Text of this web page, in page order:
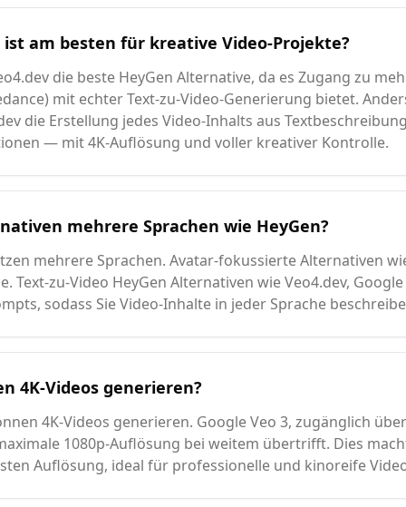
am besten für kreative Video-Projekte?
die beste HeyGen Alternative, da es Zugang zu
mit echter Text-zu-Video-Generierung bietet.
die Erstellung jedes Video-Inhalts aus
— mit 4K-Auflösung und voller kreativer Kontrolle.
mehrere Sprachen wie HeyGen?
mehrere Sprachen. Avatar-fokussierte Alternativen
Text-zu-Video HeyGen Alternativen wie Veo4.dev,
sodass Sie Video-Inhalte in jeder Sprache
4K-Videos generieren?
4K-Videos generieren. Google Veo 3, zugänglich
1080p-Auflösung bei weitem übertrifft. Dies
Auflösung, ideal für professionelle und kinoreife